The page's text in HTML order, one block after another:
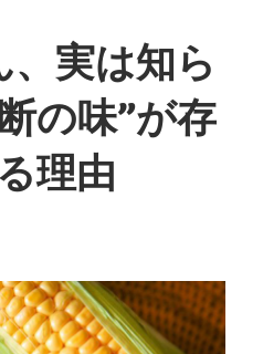
実は知ら
の味”が存
理由